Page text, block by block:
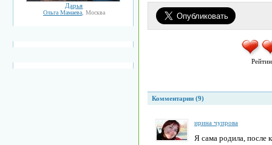
Дарья
Ольга Мамаева, Москва
Комментарии (9)
ирина чупрова
Я сама родила, после